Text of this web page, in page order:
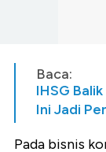
Baca:
IHSG
Ini Jadi
Pada bisnis